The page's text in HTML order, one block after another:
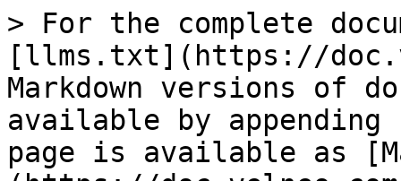
> For the complete
[llms.txt](https://
Markdown versions of
available by
page is available as